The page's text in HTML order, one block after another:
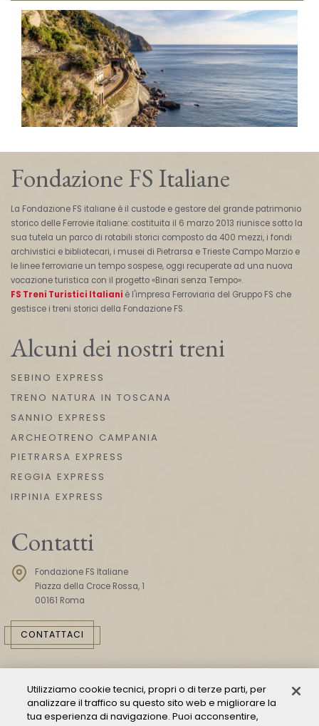
Fondazione FS Italiane
La Fondazione FS italiane è il custode e gestore del grande patrimonio
storico delle Ferrovie italiane: costituita il 6 marzo 2013 riunisce sotto la
sua tutela un parco di rotabili storici composto da 400 mezzi, i fondi
archivistici e bibliotecari, i musei di Pietrarsa e Trieste Campo Marzio e
le linee ferroviarie un tempo sospese, oggi recuperate ad una nuova
vocazione turistica con il progetto «Binari senza Tempo».
FS Treni Turistici Italiani è l'impresa Ferroviaria del Gruppo FS che
gestisce i treni storici della Fondazione FS.
Alcuni dei nostri treni
SEBINO EXPRESS
TRENO NATURA IN TOSCANA
SANNIO EXPRESS
ARCHEOTRENO CAMPANIA
PIETRARSA EXPRESS
REGGIA EXPRESS
IRPINIA EXPRESS
Contatti
Fondazione FS Italiane
Piazza della Croce Rossa, 1
00161 Roma
CONTATTACI
Utilizziamo cookie tecnici, propri o di terze parti, per
analizzare il traffico su questo sito web e migliorare la
tua esperienza di navigazione. Puoi acconsentire,